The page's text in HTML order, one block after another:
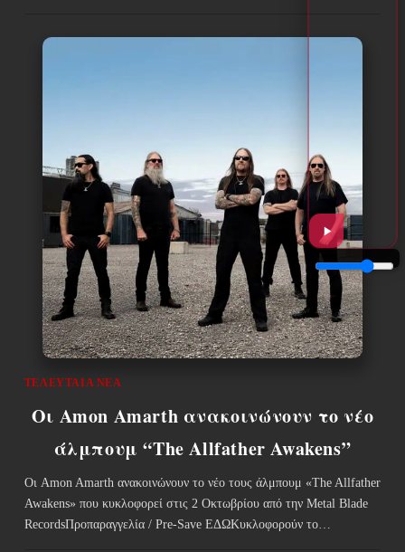
ΤΕΛΕΥΤΑΊΑ ΝΈΑ
Οι Amon Amarth ανακοινώνουν το νέο
άλμπουμ “The Allfather Awakens”
Οι Amon Amarth ανακοινώνουν το νέο τους άλμπουμ «The Allfather
Awakens» που κυκλοφορεί στις 2 Οκτωβρίου από την Metal Blade
RecordsΠροπαραγγελία / Pre-Save ΕΔΩΚυκλοφορούν το…